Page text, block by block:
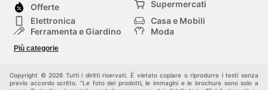
Offerte
Supermercati
Elettronica
Casa e Mobili
Ferramenta e Giardino
Moda
Bambini e Neonati
Più categorie
Copyright © 2026 Tutti i diritti riservati. È vietato copiare o riprodurre i testi senza
previo accordo scritto. "Le foto dei prodotti, le immagini e le brochure sono solo a